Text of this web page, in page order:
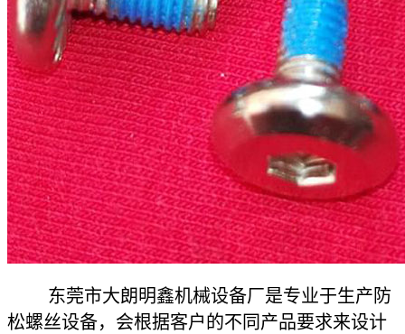
东莞市大朗明鑫机械设备厂是专业于生产防
松螺丝设备，会根据客户的不同产品要求来设计